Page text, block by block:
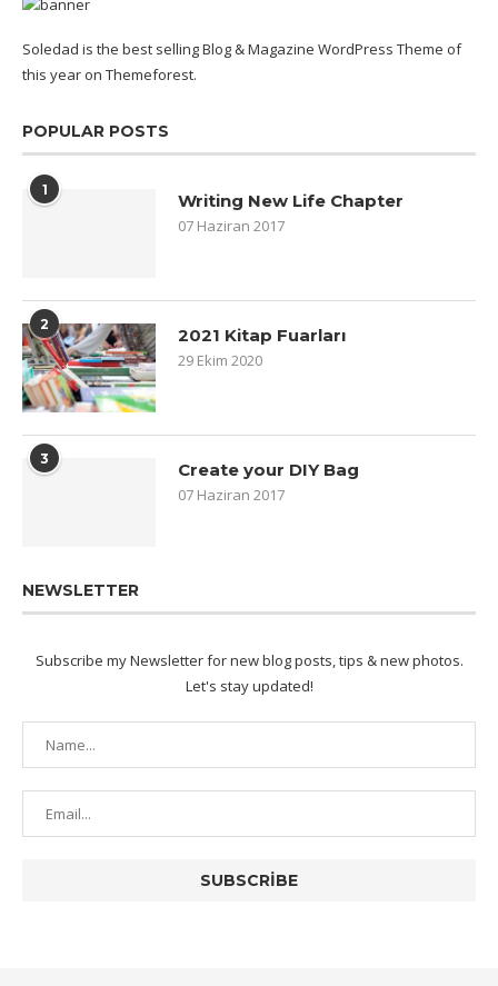
Soledad is the best selling Blog & Magazine WordPress Theme of
this year on Themeforest.
POPULAR POSTS
1 Writing New Life Chapter
07 Haziran 2017
2 2021 Kitap Fuarları
29 Ekim 2020
3 Create your DIY Bag
07 Haziran 2017
NEWSLETTER
Subscribe my Newsletter for new blog posts, tips & new photos.
Let's stay updated!